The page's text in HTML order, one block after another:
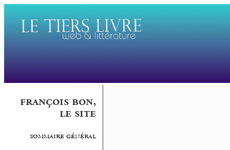
françois bon,
le site
sommaire général